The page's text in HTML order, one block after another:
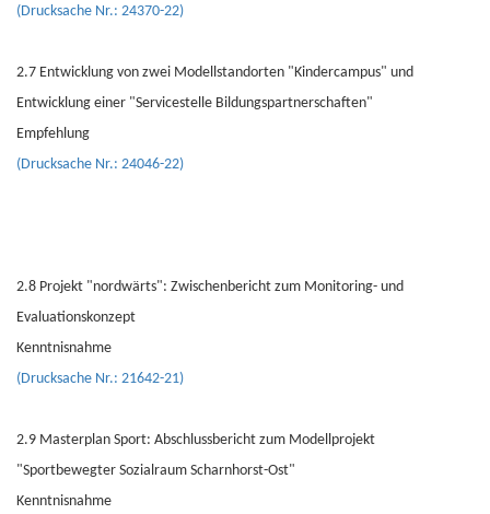
(Drucksache Nr.: 24370-22)
2.7 Entwicklung von zwei Modellstandorten "Kindercampus" und
Entwicklung einer "Servicestelle Bildungspartnerschaften"
Empfehlung
(Drucksache Nr.: 24046-22)
2.8 Projekt "nordwärts": Zwischenbericht zum Monitoring- und
Evaluationskonzept
Kenntnisnahme
(Drucksache Nr.: 21642-21)
2.9 Masterplan Sport: Abschlussbericht zum Modellprojekt
"Sportbewegter Sozialraum Scharnhorst-Ost"
Kenntnisnahme